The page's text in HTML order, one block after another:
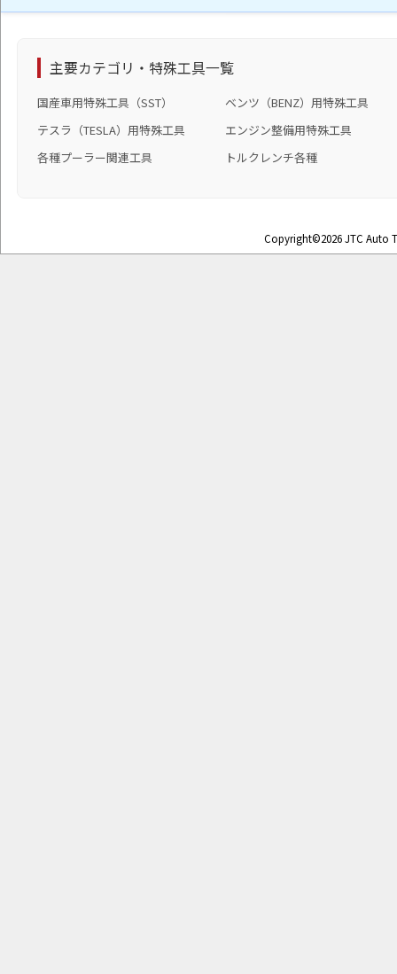
主要カテゴリ・特殊工具一覧
国産車用特殊工具（SST）
ベンツ（BENZ）用特殊工具
テスラ（TESLA）用特殊工具
エンジン整備用特殊工具
各種プーラー関連工具
トルクレンチ各種
Copyright©2026 JTC Auto